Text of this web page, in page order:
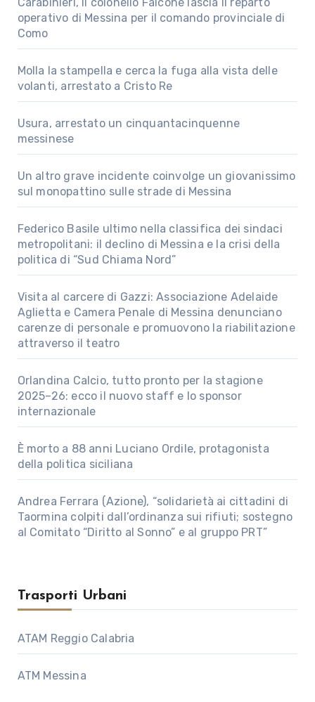
Carabinieri, il colonello Falcone lascia il reparto
operativo di Messina per il comando provinciale di
Como
Molla la stampella e cerca la fuga alla vista delle
volanti, arrestato a Cristo Re
Usura, arrestato un cinquantacinquenne
messinese
Un altro grave incidente coinvolge un giovanissimo
sul monopattino sulle strade di Messina
Federico Basile ultimo nella classifica dei sindaci
metropolitani: il declino di Messina e la crisi della
politica di “Sud Chiama Nord”
Visita al carcere di Gazzi: Associazione Adelaide
Aglietta e Camera Penale di Messina denunciano
carenze di personale e promuovono la riabilitazione
attraverso il teatro
Orlandina Calcio, tutto pronto per la stagione
2025–26: ecco il nuovo staff e lo sponsor
internazionale
È morto a 88 anni Luciano Ordile, protagonista
della politica siciliana
Andrea Ferrara (Azione), “solidarietà ai cittadini di
Taormina colpiti dall’ordinanza sui rifiuti; sostegno
al Comitato “Diritto al Sonno” e al gruppo PRT”
Trasporti Urbani
ATAM Reggio Calabria
ATM Messina